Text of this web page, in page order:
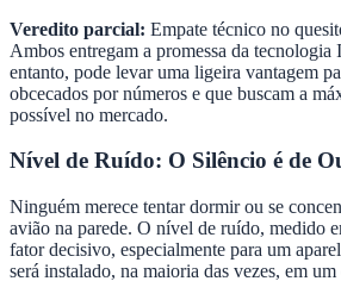
Veredito parcial: Empate técnico no
Ambos entregam a promessa da tecnologia
entanto, pode levar uma ligeira vantagem
obcecados por números e que buscam a
possível no mercado.
Nível de Ruído: O Silêncio é de
Ninguém merece tentar dormir ou se
avião na parede. O nível de ruído, medido
fator decisivo, especialmente para um
será instalado, na maioria das vezes, em um